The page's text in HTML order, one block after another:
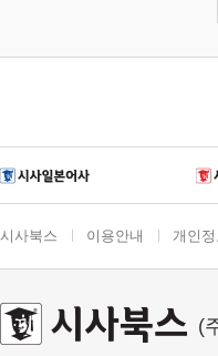
시사북스 이용안내 개인
(